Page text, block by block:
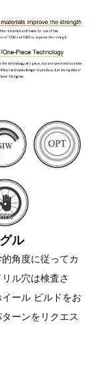
ル
角度に従ってカ
ル穴は検査さ
ール ビルドをお
ーンをリクエス